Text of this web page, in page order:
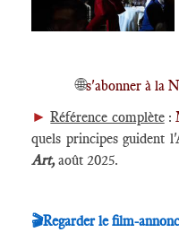
🌐s'abonner à la
►Référence complète:
quels principes guident
Art,août 2025.
🎬Regarder le film-